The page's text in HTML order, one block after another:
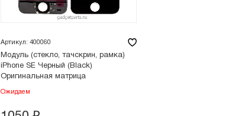
Артикул: 400060
Модуль (стекло, тачскрин, рамка)
iPhone SE Черный (Black)
Оригинальная матрица
Ожидаем